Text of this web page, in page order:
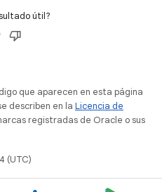
útil?
que aparecen en esta página
describen en la Licencia de
registradas de Oracle o sus
(UTC)